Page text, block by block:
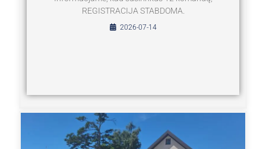
REGISTRACIJA STABDOMA.
2026-07-14